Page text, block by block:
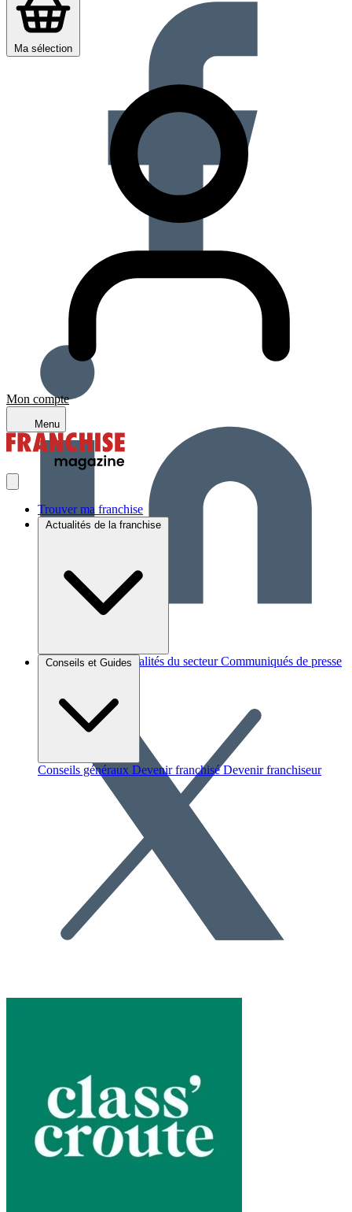
Ma sélection
Mon compte
Menu
Trouver ma franchise
Actualités de la franchise
Brèves et actus Actualités du secteur Communiqués de presse
Conseils et Guides
Conseils généraux Devenir franchisé Devenir franchiseur